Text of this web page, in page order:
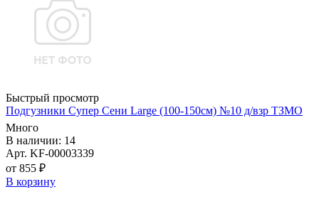
Быстрый просмотр
Подгузники Супер Сени Large (100-150см) №10 д/взр ТЗМО
Много
В наличии: 14
Арт. KF-00003339
от 855 ₽
В корзину